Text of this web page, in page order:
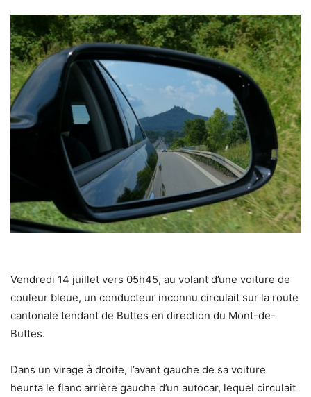
Vendredi 14 juillet vers 05h45, au volant d’une voiture de
couleur bleue, un conducteur inconnu circulait sur la route
cantonale tendant de Buttes en direction du Mont-de-
Buttes.
Dans un virage à droite, l’avant gauche de sa voiture
heurta le flanc arrière gauche d’un autocar, lequel circulait